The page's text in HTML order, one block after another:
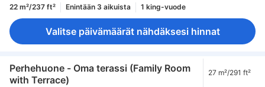
22 m²/237 ft² Enintään 3 aikuista 1 king-vuode
Valitse päivämäärät nähdäksesi hinnat
Perhehuone - Oma terassi (Family Room
with Terrace)
27 m²/291 ft²